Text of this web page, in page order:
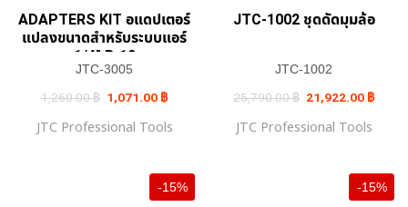
ADAPTERS KIT อแดปเตอร์
แปลงขนาดสำหรับระบบแอร์
1/4″ R-12
JTC-3005
1,260.00฿ Original
price
1,260.00 ฿.
1,071.00 ฿Current
price
1,071.00 ฿.
JTC Professional Tools
JTC-1002 ชุดดัดมุมล้อ
JTC-1002
25,790.00฿ Original
price
25,790.00 ฿.
21,922.00 ฿price
JTC Professional Tools
-15% -15%